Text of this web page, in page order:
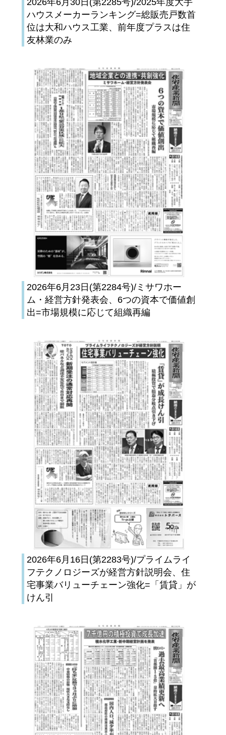
2026年6月30日(第2285号)/2025年度大手
ハウスメーカーランキング=総販売戸数首
位は大和ハウス工業、前年度プラスは住
友林業のみ
2026年6月23日(第2284号)/ミサワホー
ム・経営方針発表会、6つの資本で価値創
出=市場規模に応じて組織再編
2026年6月16日(第2283号)/プライムライ
フテクノロジーズが経営方針説明会、住
宅事業バリューチェーン強化=「賃貸」が
けん引